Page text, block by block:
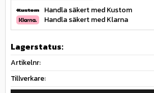
Handla säkert med Kustom
Handla säkert med Klarna
Lagerstatus
Artikelnr
Tillverkare